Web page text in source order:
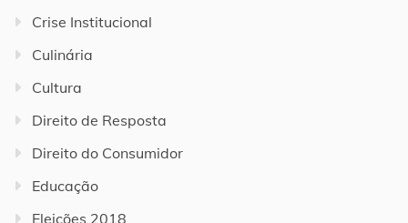
Crise Institucional
Culinária
Cultura
Direito de Resposta
Direito do Consumidor
Educação
Eleições 2018